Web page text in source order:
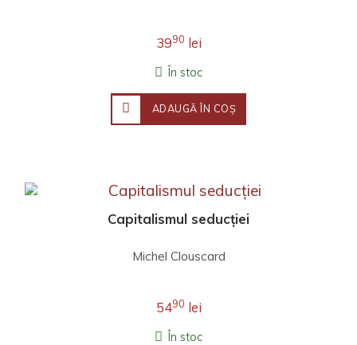
3990 lei
În stoc
ADAUGĂ ÎN COŞ
Capitalismul seducției
Michel Clouscard
5490 lei
În stoc